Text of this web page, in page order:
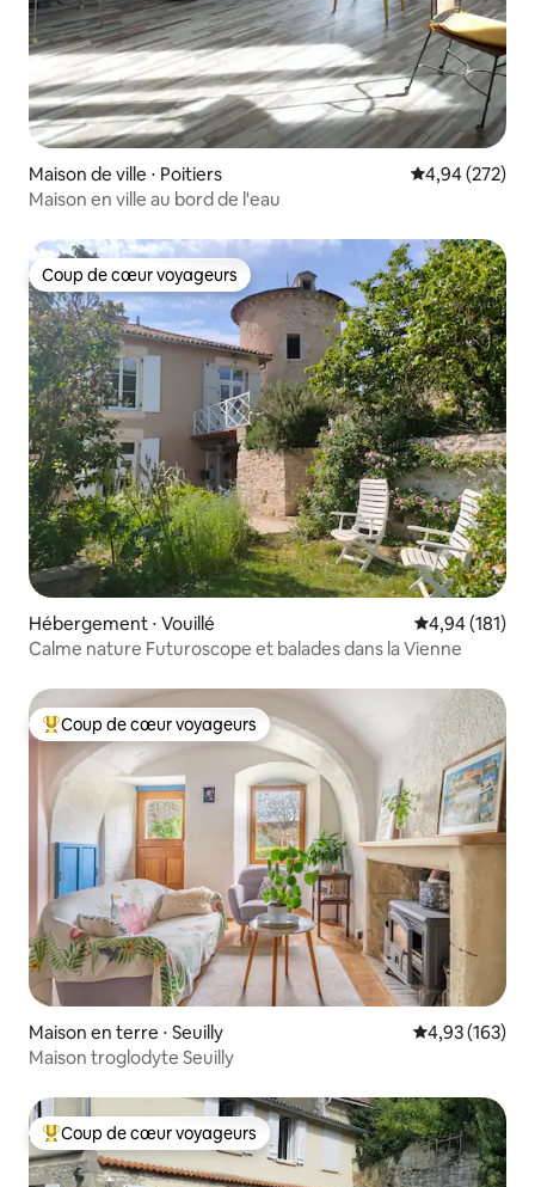
Maison de ville ⋅ Poitiers Évaluation
4,94 (272)
Maison en ville au bord de l'eau
Coup de cœur voyageurs
Coup de cœur voyageurs
Hébergement ⋅ Vouillé Évaluation
4,94 (181)
Calme nature Futuroscope et balades dans la Vienne
Coups de cœur voyageurs les plus appréciés
Coup de cœur voyageurs
Maison en terre ⋅ Seuilly Évaluation
4,93 (163)
Maison troglodyte Seuilly
Coups de cœur voyageurs les plus appréciés
Coup de cœur voyageurs